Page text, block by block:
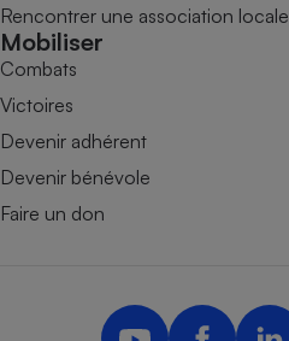
Rencontrer une association locale
Mobiliser
Combats
Victoires
Devenir adhérent
Devenir bénévole
Faire un don